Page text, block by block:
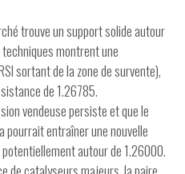
trouve un support solide autour
montrent une
sortant de la zone de survente),
de 1.26785.
vendeuse persiste et que le
entraîner une nouvelle
autour de 1.26000.